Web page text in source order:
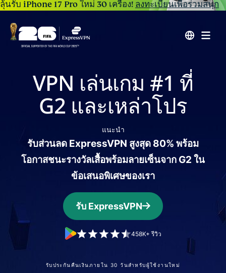
ลุ้นรับ iPhone 17 Pro ใหม่ 30 เครื่อง! ลงทะเบียนเพื่อร่วมสนุก
VPN เล่นเกม #1 ที่
G2 และเหล่าโปร
แนะนำ
รับส่วนลด ExpressVPN สูงสุด 80% พร้อม
โอกาสชนะรางวัลเสื้อพร้อมลายเซ็นจาก G2 ใน
ข้อเสนอพิเศษของเรา
รับ ExpressVPN
458K+ รีวิว
รับประกันคืนเงินภายใน 30 วันสำหรับผู้ใช้งานใหม่